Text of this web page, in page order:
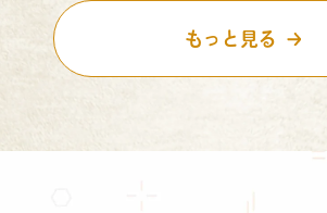
もっと見る